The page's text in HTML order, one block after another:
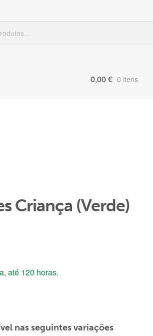
0,00€ 0 itens
Criança (Verde)
até 120 horas.
nas seguintes variações